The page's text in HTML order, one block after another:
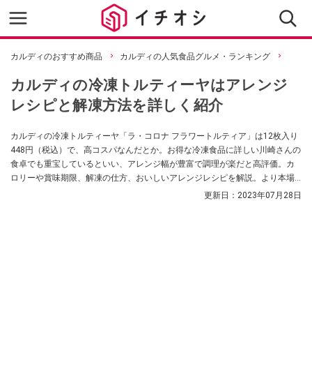
カルディのおすすめ商品 カルディの人気食品グルメ・ランキング
カルディの冷凍トルティーヤはアレンジ
レシピと解凍方法を詳しく紹介
カルディの冷凍トルティーヤ「ラ・コロナ フラワートルティア」は12枚入り
448円（税込）で、高コスパなんだとか。お得な冷凍食品に詳しい川崎さんの
食卓でも重宝しているといい、アレンジ幅が豊富で調理が楽だと高評価。カ
ロリーや賞味期限、解凍の仕方、おいしいアレンジレシピを解説。より本場
の味に近づく「メキシチョイス サルサソース」も紹介します。
更新日： 2023年07月28日